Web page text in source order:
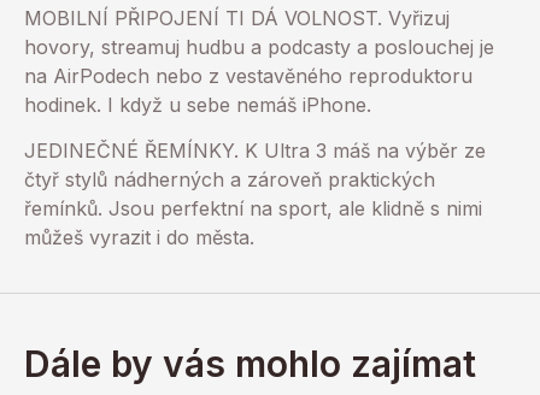
MOBILNÍ PŘIPOJENÍ TI DÁ VOLNOST. Vyřizuj
hovory, streamuj hudbu a podcasty a poslouchej je
na AirPodech nebo z vestavěného reproduktoru
hodinek. I když u sebe nemáš iPhone.
JEDINEČNÉ ŘEMÍNKY. K Ultra 3 máš na výběr ze
čtyř stylů nádherných a zároveň praktických
řemínků. Jsou perfektní na sport, ale klidně s nimi
můžeš vyrazit i do města.
Dále by vás mohlo zajímat